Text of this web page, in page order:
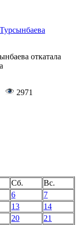
откатала
2971
Сб.
Вс.
6
7
13
14
20
21